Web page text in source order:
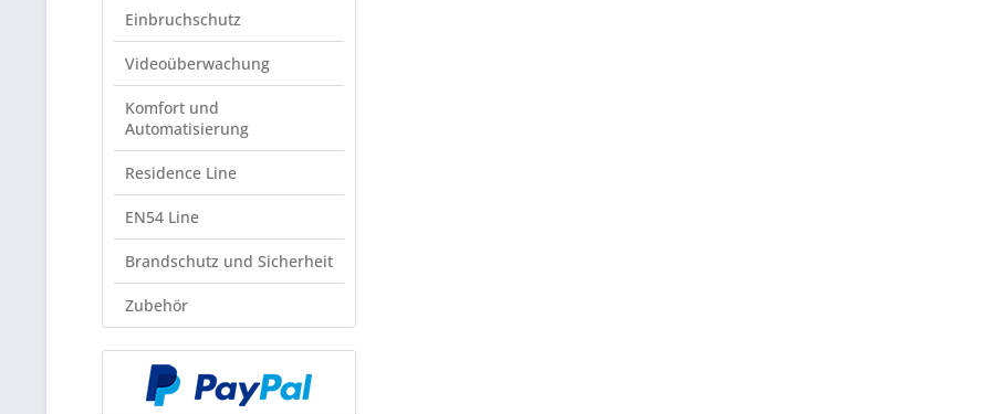
Einbruchschutz
Videoüberwachung
Komfort und
Automatisierung
Residence Line
EN54 Line
Brandschutz und Sicherheit
Zubehör